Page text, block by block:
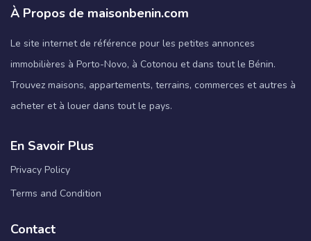
À Propos de maisonbenin.com
Le site internet de référence pour les petites annonces
immobilières à Porto-Novo, à Cotonou et dans tout le Bénin.
Trouvez maisons, appartements, terrains, commerces et autres à
acheter et à louer dans tout le pays.
En Savoir Plus
Privacy Policy
Terms and Condition
Contact